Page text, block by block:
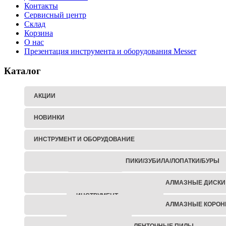
Контакты
Сервисный центр
Склад
Корзина
О нас
Презентация инструмента и оборудования Messer
Каталог
АКЦИИ
НОВИНКИ
ИНСТРУМЕНТ И ОБОРУДОВАНИЕ
ИНСТРУМЕНТ
ПИКИ/ЗУБИЛА/ЛОПАТКИ/БУРЫ
АЛМАЗНЫЕ ДИСКИ
АЛМАЗНЫЕ